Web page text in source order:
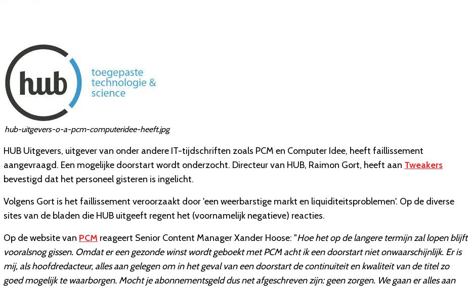
hub-uitgevers-o-a-pcm-computeridee-heeft.jpg
HUB Uitgevers, uitgever van onder andere IT-tijdschriften zoals PCM en Computer Idee, heeft faillissement
aangevraagd. Een mogelijke doorstart wordt onderzocht. Directeur van HUB, Raimon Gort, heeft aan Tweakers
bevestigd dat het personeel gisteren is ingelicht.
Volgens Gort is het faillissement veroorzaakt door 'een weerbarstige markt en liquiditeitsproblemen'. Op de diverse
sites van de bladen die HUB uitgeeft regent het (voornamelijk negatieve) reacties.
Op de website van PCM reageert Senior Content Manager Xander Hoose: "Hoe het op de langere termijn zal lopen blijft
vooralsnog gissen. Omdat er een gezonde winst wordt geboekt met PCM acht ik een doorstart niet onwaarschijnlijk. Er is
mij, als hoofdredacteur, alles aan gelegen om in het geval van een doorstart de continuiteit en kwaliteit van de titel zo
goed mogelijk te waarborgen. Mocht je abonnementsgeld dus net afgeschreven zijn: geen zorgen. We gaan er alles aan